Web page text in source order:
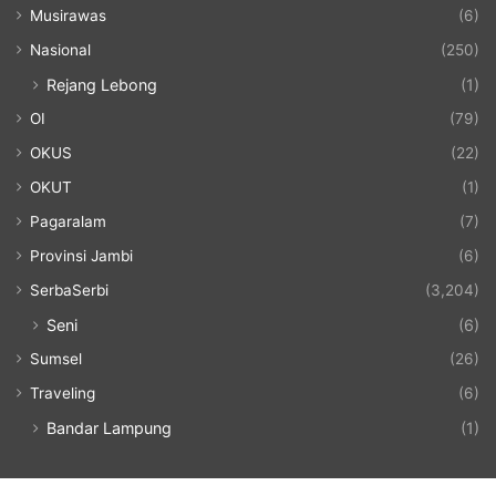
Musirawas
(6)
Nasional
(250)
Rejang Lebong (1)
OI
(79)
OKUS
(22)
OKUT
(1)
Pagaralam
(7)
Provinsi Jambi
(6)
SerbaSerbi
(3,204)
Seni (6)
Sumsel
(26)
Traveling
(6)
Bandar Lampung (1)